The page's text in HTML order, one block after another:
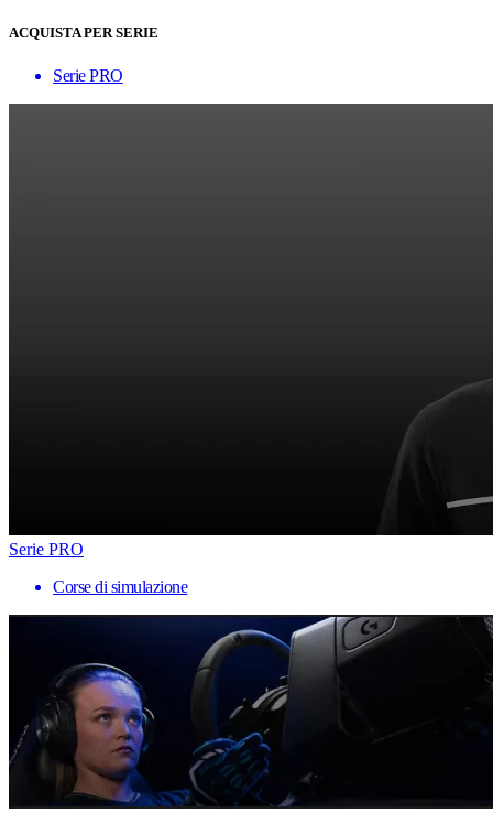
ACQUISTA PER SERIE
Serie PRO
Serie PRO
Corse di simulazione